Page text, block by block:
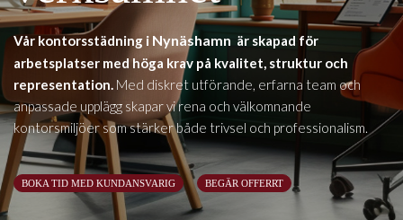
Vår kontorsstädning i Nynäshamn är skapad för
arbetsplatser med höga krav på kvalitet, struktur och
representation. Med diskret utförande, erfarna team och
anpassade upplägg skapar vi rena och välkomnande
kontorsmiljöer som stärker både trivsel och professionalism.
BOKA TID MED KUNDANSVARIG BEGÄR OFFERRT